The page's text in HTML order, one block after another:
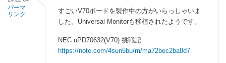
パーマ
リンク
すごいV70ボードを製作中の方がいらっしゃいま
した。Universal Monitorも移植されたようです。
NEC uPD70632(V70) 挑戦記
https://note.com/4sun5bu/m/ma72bec2ba8d7